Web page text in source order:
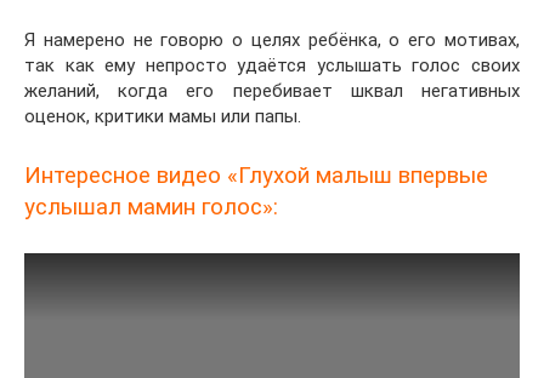
Я намерено не говорю о целях ребёнка, о его мотивах,
так как ему непросто удаётся услышать голос своих
желаний, когда его перебивает шквал негативных
оценок, критики мамы или папы.
Интересное видео «Глухой малыш впервые
услышал мамин голос»: